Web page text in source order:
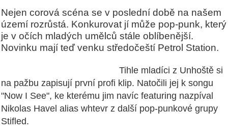
Nejen corová scéna se v poslední době na našem
území rozrůstá. Konkurovat jí může pop-punk, který
je v očích mladých umělců stále oblíbenější.
Novinku mají teď venku středočeští Petrol Station.
Tihle mladíci z Unhoště si
na pažbu zapisují první profi klip. Natočili jej k songu
"Now I See", ke kterému jim navíc featuring nazpíval
Nikolas Havel alias whtevr z další pop-punkové grupy
Stifled.